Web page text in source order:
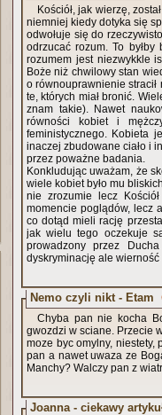
Kościół, jak wierzę,
niemniej kiedy dotyka się
odwołuje się do
odrzucać rozum. To
rozumem jest niezwykkle
Boże niż chwilowy stan
o równouprawnienie stracił
te, których miał bronić.
znam takie). Nawet
równości kobiet i
feministycznego. Kobieta
inaczej zbudowane ciało i
przez poważne badania.
Konkludując uważam, że
wiele kobiet było mu
nie zrozumie lecz
momencie poglądów, lecz
co dotąd mieli rację
jak wielu tego oczekuje
prowadzony przez
dyskryminację ale wierność
Nemo czyli nikt - Etam
Chyba pan nie kocha
gwozdzi w sciane. Przecie
moze byc omylny,
pan a nawet uwaza ze
Manchy? Walczy pan z
Joanna - ciekawy